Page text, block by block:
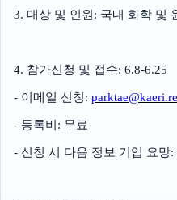
3. 대상 및 인원: 국내 화학 및
4. 참가신청 및 접수: 6.8-6.25
- 이메일 신청:
- 등록비: 무료
- 신청 시 다음 정보 기입 요망: